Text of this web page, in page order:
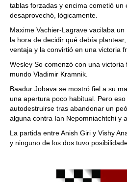
tablas forzadas y encima cometió un
desaprovechó, lógicamente.
Maxime Vachier-Lagrave vacilaba
la hora de decidir qué debía
ventaja y la convirtió en una victoria
Wesley So comenzó con una
mundo Vladimir Kramnik.
Baadur Jobava se mostró fiel a su
una apertura poco habitual. Pero
autodestruirse tras abandonar un
alguna contra Ian Nepomniachtchi y
La partida entre Anish Giri y Vishy
y ninguno de los dos tuvo